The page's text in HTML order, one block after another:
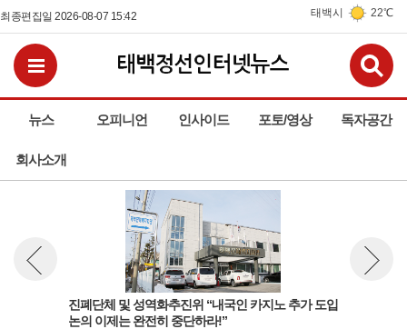
최종편집일 2026-08-07 15:42 태백시 22℃
뉴스 오피니언 인사이드 포토/영상 독자공간
회사소개
전체메뉴보기
진폐단체 및 성역화추진위 “내국인 카지노 추가 도입
논의 이제는 완전히 중단하라!”
뉴스 이전보기